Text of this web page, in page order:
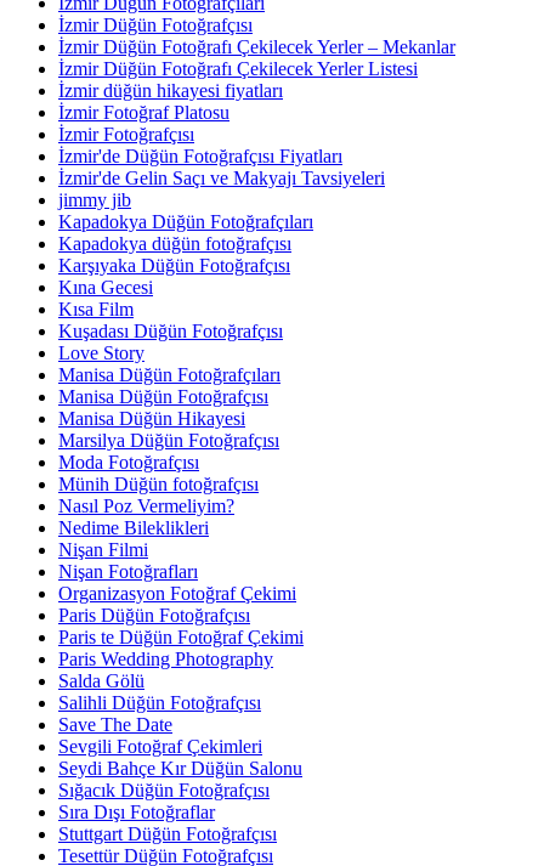
İzmir Düğün Fotoğrafçısı
İzmir Düğün Fotoğrafı Çekilecek Yerler – Mekanlar
İzmir Düğün Fotoğrafı Çekilecek Yerler Listesi
İzmir düğün hikayesi fiyatları
İzmir Fotoğraf Platosu
İzmir Fotoğrafçısı
İzmir'de Düğün Fotoğrafçısı Fiyatları
İzmir'de Gelin Saçı ve Makyajı Tavsiyeleri
jimmy jib
Kapadokya Düğün Fotoğrafçıları
Kapadokya düğün fotoğrafçısı
Karşıyaka Düğün Fotoğrafçısı
Kına Gecesi
Kısa Film
Kuşadası Düğün Fotoğrafçısı
Love Story
Manisa Düğün Fotoğrafçıları
Manisa Düğün Fotoğrafçısı
Manisa Düğün Hikayesi
Marsilya Düğün Fotoğrafçısı
Moda Fotoğrafçısı
Münih Düğün fotoğrafçısı
Nasıl Poz Vermeliyim?
Nedime Bileklikleri
Nişan Filmi
Nişan Fotoğrafları
Organizasyon Fotoğraf Çekimi
Paris Düğün Fotoğrafçısı
Paris te Düğün Fotoğraf Çekimi
Paris Wedding Photography
Salda Gölü
Salihli Düğün Fotoğrafçısı
Save The Date
Sevgili Fotoğraf Çekimleri
Seydi Bahçe Kır Düğün Salonu
Sığacık Düğün Fotoğrafçısı
Sıra Dışı Fotoğraflar
Stuttgart Düğün Fotoğrafçısı
Tesettür Düğün Fotoğrafçısı